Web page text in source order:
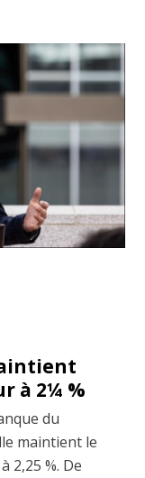
à 2¼ %
du
maintient le
2,25 %. De